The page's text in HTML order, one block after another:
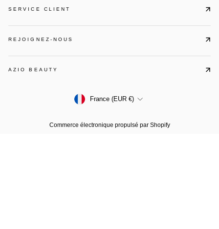
SERVICE CLIENT
REJOIGNEZ-NOUS
AZIO BEAUTY
Devise
France (EUR €)
Commerce électronique propulsé par Shopify